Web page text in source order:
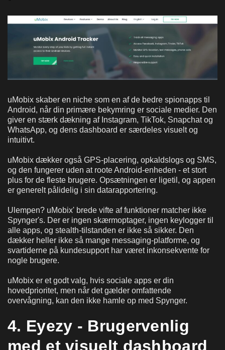
uMobix skaber en niche som en af de bedre spionapps til
Android, når din primære bekymring er sociale medier. Den
giver en stærk dækning af Instagram, TikTok, Snapchat og
WhatsApp, og dens dashboard er særdeles visuelt og
intuitivt.
uMobix dækker også GPS-placering, opkaldslogs og SMS,
og den fungerer uden at roote Android-enheden - et stort
plus for de fleste brugere. Opsætningen er ligetil, og appen
er generelt pålidelig i sin datarapportering.
Ulempen? uMobix' brede vifte af funktioner matcher ikke
Spynger's. Der er ingen skærmoptager, ingen keylogger til
alle apps, og stealth-tilstanden er ikke så sikker. Den
dækker heller ikke så mange messaging-platforme, og
svartiderne på kundesupport har været inkonsekvente for
nogle brugere.
uMobix er et godt valg, hvis sociale apps er din
hovedprioritet, men når det gælder omfattende
overvågning, kan den ikke hamle op med Spynger.
4. Eyezy - Brugervenlig
med et visuelt dashboard